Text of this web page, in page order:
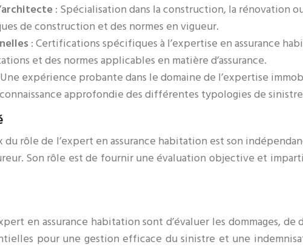
: Spécialisation dans la construction, la rénovation
de construction et des normes en vigueur.
: Certifications spécifiques à l’expertise en assurance
et des normes applicables en matière d’assurance.
expérience probante dans le domaine de l’expertise
approfondie des différentes typologies de
du rôle de l’expert en assurance habitation est son
Son rôle est de fournir une évaluation objective et
en assurance habitation sont d’évaluer les dommages,
pour une gestion efficace du sinistre et une